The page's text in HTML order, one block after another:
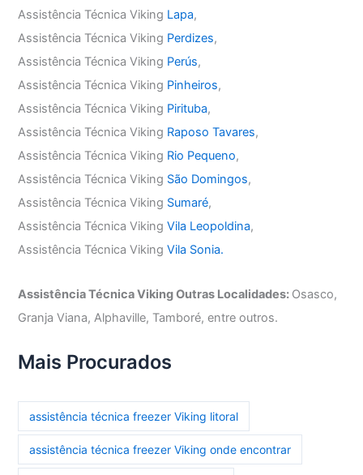
Assistência Técnica Viking Lapa,
Assistência Técnica Viking Perdizes,
Assistência Técnica Viking Perús,
Assistência Técnica Viking Pinheiros,
Assistência Técnica Viking Pirituba,
Assistência Técnica Viking Raposo Tavares,
Assistência Técnica Viking Rio Pequeno,
Assistência Técnica Viking São Domingos,
Assistência Técnica Viking Sumaré,
Assistência Técnica VikingVila Leopoldina,
Assistência Técnica VikingVila Sonia.
Assistência Técnica Viking Outras Localidades: Osasco,
Granja Viana, Alphaville, Tamboré, entre outros.
Mais Procurados
assistência técnica freezer Viking litoral
assistência técnica freezer Viking onde encontrar